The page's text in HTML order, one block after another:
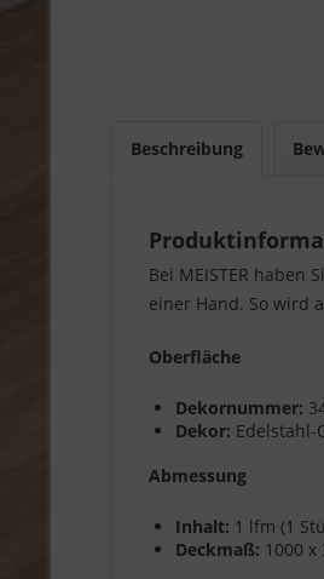
Beschreibung
Bei MEISTER haben
einer Hand. So wird
Oberfläche
Dekornummer:
Dekor: Edelstahl-
Abmessung
Inhalt: 1 lfm (1
Deckmaß: 1000